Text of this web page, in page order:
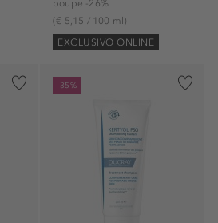
poupe -26%
(€ 5,15 / 100 ml)
EXCLUSIVO ONLINE
-35%